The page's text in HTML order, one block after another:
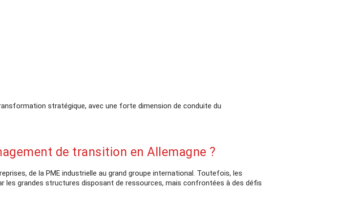
stratégique, avec une forte dimension de conduite du
de transition en Allemagne ?
de la PME industrielle au grand groupe international. Toutefois, les
grandes structures disposant de ressources, mais confrontées à des défis